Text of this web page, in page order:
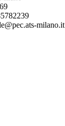
milano.it